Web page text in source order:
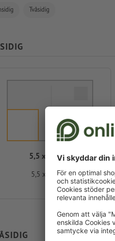
Tvåsidig
5,5 x 5,5 cm
5,5 x 5,5 cm